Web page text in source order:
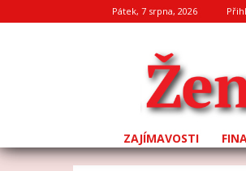
Pátek, 7 srpna, 2026
ZAJÍMAVOSTI